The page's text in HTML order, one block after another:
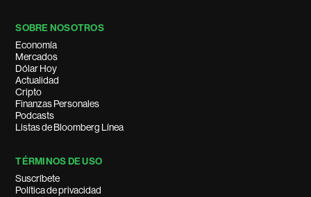
SOBRE NOSOTROS
Economía
Mercados
Dólar Hoy
Actualidad
Cripto
Finanzas Personales
Podcasts
Listas de Bloomberg Línea
TÉRMINOS DE USO
Suscríbete
Política de privacidad